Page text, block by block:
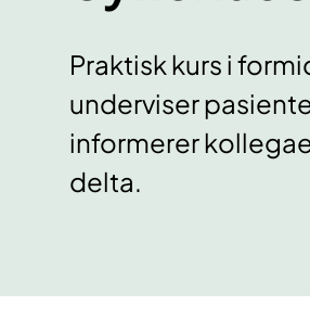
Praktisk kurs i
underviser
informerer
delta.